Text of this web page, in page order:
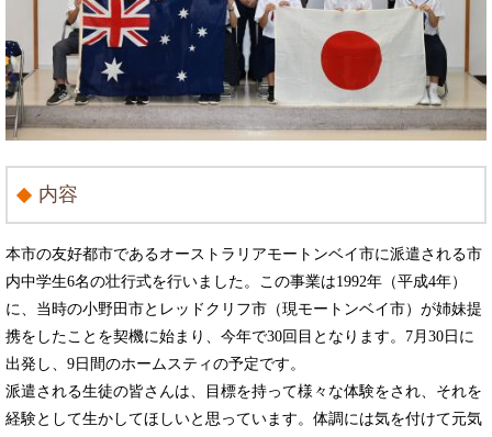
内容
本市の友好都市であるオーストラリアモートンベイ市に派遣される市
内中学生6名の壮行式を行いました。この事業は1992年（平成4年）
に、当時の小野田市とレッドクリフ市（現モートンベイ市）が姉妹提
携をしたことを契機に始まり、今年で30回目となります。7月30日に
出発し、9日間のホームスティの予定です。
派遣される生徒の皆さんは、目標を持って様々な体験をされ、それを
経験として生かしてほしいと思っています。体調には気を付けて元気